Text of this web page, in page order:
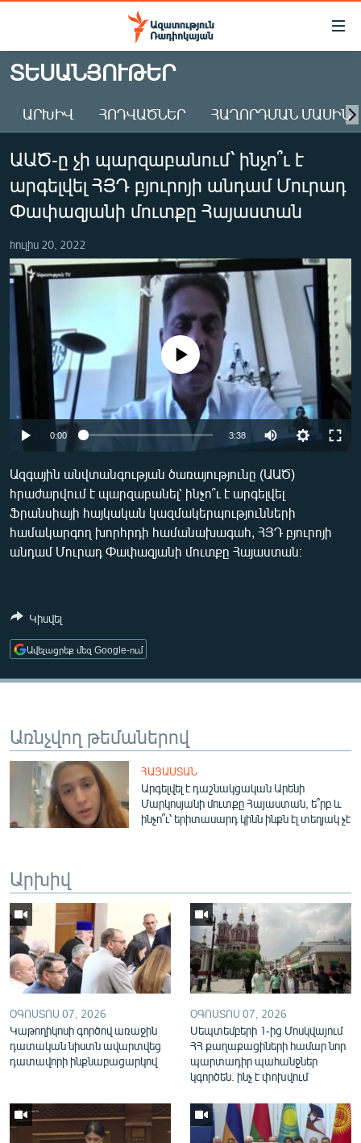
Մատչելիության
Անցնել
հիմնական
Անցնել
հիմնական
մենյուին
Որոնում
ԱԶԱՏՈՒԹՅՈՒՆ TV
ՀԱՅԱՍՏԱՆ
ԸՆՏՐՈՒԹՅՈՒՆՆԵՐ 2026
ԻՐԱՎՈՒՆՔ
ՏՆՏԵՍՈՒԹՅՈՒՆ
ՂԱՐԱԲԱՂ
ՊԱՏԵՐԱԶՄԻ 6 ՇԱԲԱԹՆԵՐԸ
ՏԱՐԱԾԱՇՐՋԱՆ
ՄԻՋԱԶԳԱՅԻՆ
ՄՇԱԿՈՒՅԹ
ՍՊՈՐՏ
ՏՏ ԵՒ ԻՆՏԵՐՆԵՏ
ԿՈՐՈՆԱՎԻՐՈՒՍ
ԱՐԽԻՎ
ԲԱՆԱՎԵՃ
ՁԳՏԵԼՈՎ ԼԱՎԱԳՈՒՅՆԻՆ
English
Русский
ՀԵՏԵՎԵՔ ՄԵԶ
«Ազատության» բոլոր կայքերը
ՏԵՍԱՆՅՈՒԹԵՐ
ԱՐԽԻՎ ՀՈԴՎԱԾՆԵՐ ՀԱՂՈՐԴՄԱՆ ՄԱՍԻՆ
ԱԱԾ-ը չի պարզաբանում՝ ինչո՞ւ է
արգելվել ՀՅԴ բյուրոյի անդամ Մուրադ
Փափազյանի մուտքը Հայաստան
հուլիս 20, 2022
Auto 240p 360p 480p
No media source currently available
0:00 3:38
360p
480p
720p
Ազգային անվտանգության ծառայությունը (ԱԱԾ)
հրաժարվում է պարզաբանել՝ ինչո՞ւ է արգելվել
Ֆրանսիայի հայկական կազմակերպությունների
համակարգող խորհրդի համանախագահ, ՀՅԴ բյուրոյի
անդամ Մուրադ Փափազյանի մուտքը Հայաստան։
Կիսվել
Ավելացրեք մեզ Google-ում
Առնչվող թեմաներով
ՀԱՅԱՍՏԱՆ
Արգելվել է դաշնակցական Արենի
Մարկոսյանի մուտքը Հայաստան, ե՞րբ և
ինչո՞ւ՝ երիտասարդ կինն ինքն էլ տեղյակ չէ
Արխիվ
ՕԳՈՍՏՈՍ 07, 2026
Կաթողիկոսի գործով առաջին
դատական նիստն ավարտվեց
դատավորի ինքնաբացարկով
ՕԳՈՍՏՈՍ 07, 2026
Սեպտեմբերի 1-ից Մոսկվայում
ՀՀ քաղաքացիների համար նոր
պարտադիր պահանջներ
կգործեն. ինչ է փոխվում